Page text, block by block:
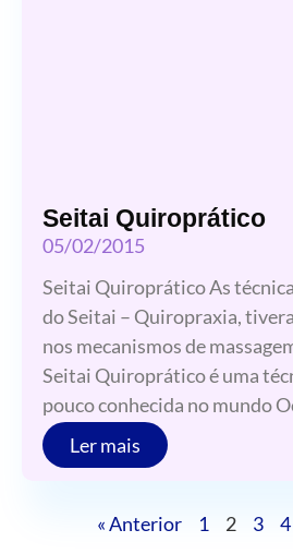
Seitai Quiroprático
05/02/2015
Seitai Quiroprático As
do Seitai – Quiropraxia,
nos mecanismos de
Seitai Quiroprático é uma
pouco conhecida no mundo
Ler mais
« Anterior 1 2 3 4